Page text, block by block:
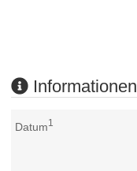
Informationen
Datum1